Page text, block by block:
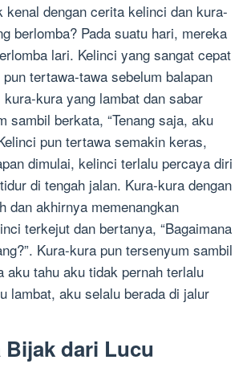
kenal dengan cerita kelinci dan kura-
berlomba? Pada suatu hari, mereka
lari. Kelinci yang sangat cepat
tertawa-tawa sebelum balapan
kura yang lambat dan sabar
sambil berkata, “Tenang saja, aku
pun tertawa semakin keras,
dimulai, kelinci terlalu percaya diri
di tengah jalan. Kura-kura dengan
dan akhirnya memenangkan
terkejut dan bertanya, “Bagaimana
Kura-kura pun tersenyum sambil
aku tahu aku tidak pernah terlalu
lambat, aku selalu berada di jalur
Bijak dari Lucu